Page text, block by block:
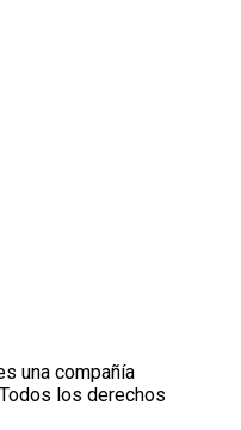
una compañía
los derechos